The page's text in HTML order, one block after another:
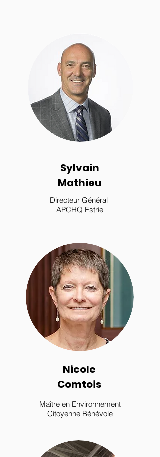
Sylvain
Mathieu
Directeur Général
APCHQ Estrie
Nicole
Comtois
Maître en Environnement
Citoyenne Bénévole